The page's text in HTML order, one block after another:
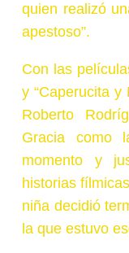
quien realizó
apestoso”.
Con las
y “Caperucita y
Roberto
Gracia como
momento y
historias
niña decidió
la que estuvo